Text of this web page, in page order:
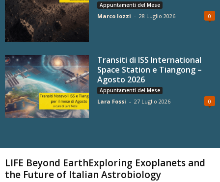
Appuntamenti del Mese
Marco Iozzi - 28 Luglio 2026 0
Transiti di ISS International
Space Station e Tiangong –
Agosto 2026
Appuntamenti del Mese
Lara Fossi - 27 Luglio 2026 0
LIFE Beyond EarthExploring Exoplanets and
the Future of Italian Astrobiology